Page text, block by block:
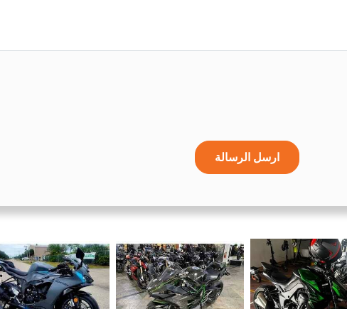
ارسل الرسالة